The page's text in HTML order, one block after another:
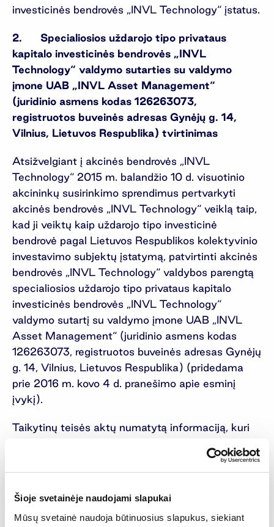
Šioje svetainėje naudojami slapukai
Mūsų svetainė naudoja būtinuosius slapukus, siekiant
investicinės bendrovės „INVL Technology“ įstatus.
2. Specialiosios uždarojo tipo privataus
kapitalo investicinės bendrovės „INVL
Technology“ valdymo sutarties su valdymo
įmone UAB „INVL Asset Management“
(juridinio asmens kodas 126263073,
registruotos buveinės adresas Gynėjų g. 14,
Vilnius, Lietuvos Respublika) tvirtinimas
Atsižvelgiant į akcinės bendrovės „INVL
Technology“ 2015 m. balandžio 10 d. visuotinio
akcininkų susirinkimo sprendimus pertvarkyti
akcinės bendrovės „INVL Technology“ veiklą taip,
kad ji veiktų kaip uždarojo tipo investicinė
bendrovė pagal Lietuvos Respublikos kolektyvinio
investavimo subjektų įstatymą, patvirtinti akcinės
bendrovės „INVL Technology“ valdybos parengtą
specialiosios uždarojo tipo privataus kapitalo
investicinės bendrovės „INVL Technology“
valdymo sutartį su valdymo įmone UAB „INVL
Asset Management“ (juridinio asmens kodas
126263073, registruotos buveinės adresas Gynėjų
g. 14, Vilnius, Lietuvos Respublika) (pridedama
prie 2016 m. kovo 4 d. pranešimo apie esminį
įvykį).
Taikytinų teisės aktų numatytą informaciją, kuri
sušaukimą, Bendrovė pranešė 2016 m. vasario 12
d., paskelbdama pranešimą apie esminį įvykį. Prie
šio pranešimo pridedamas atnaujintas balsavimo
biuletenis.